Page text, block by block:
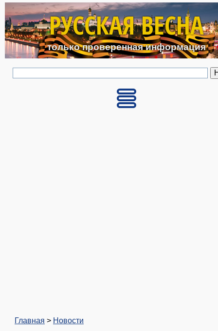
Перейти к основному
РУССКАЯ ВЕСНА
только проверенная информация
Главная > Новости